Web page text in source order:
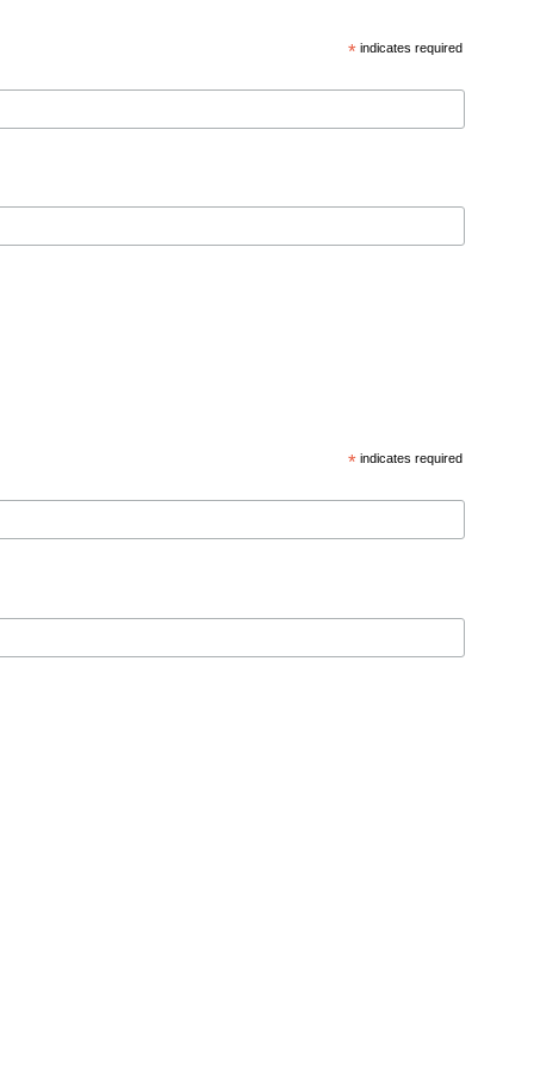
* indicates required
* indicates required